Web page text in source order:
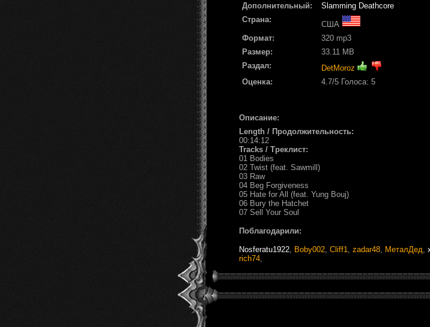
Дополнительный:
Slamming Deathcore
Страна:
США
Формат:
320 mp3
Размер:
33.11 MB
Раздал:
DetMoroz
Оценка:
4.7/5 Голоса: 5
Описание:
Length / Продолжительность:
00:14:12
Tracks / Треклист:
01 Bodies
02 Twist (feat. Sawmill)
03 Raw
04 Beg Forgiveness
05 Hate for All (feat. Yung Bouj)
06 Bury the Hatchet
07 Sell Your Soul
Поблагодарили:
Nosferatu1922 Boby002 Cliff1 zadar48 МеталДед
rich74